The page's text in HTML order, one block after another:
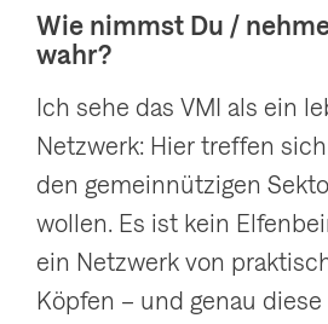
Wie nimmst Du /
wahr?
Ich sehe das VMI als ein
Netzwerk: Hier treffen
den gemeinnützigen
wollen. Es ist kein
ein Netzwerk von
Köpfen – und genau